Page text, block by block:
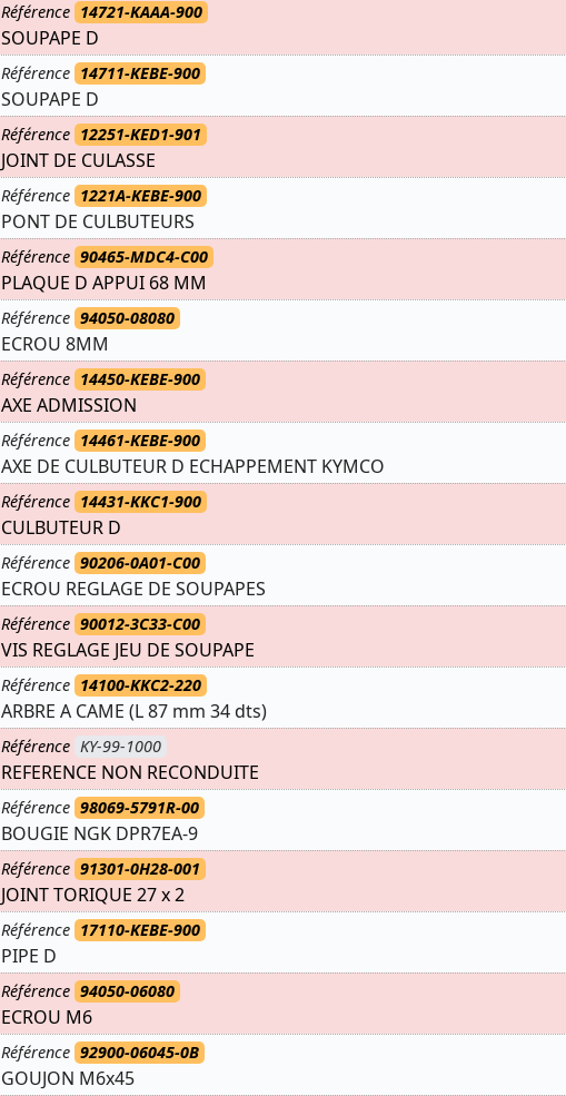
Référence 14721-KAAA-900
SOUPAPE D
Référence 14711-KEBE-900
SOUPAPE D
Référence 12251-KED1-901
JOINT DE CULASSE
Référence 1221A-KEBE-900
PONT DE CULBUTEURS
Référence 90465-MDC4-C00
PLAQUE D APPUI 68 MM
Référence 94050-08080
ECROU 8MM
Référence 14450-KEBE-900
AXE ADMISSION
Référence 14461-KEBE-900
AXE DE CULBUTEUR D ECHAPPEMENT KYMCO
Référence 14431-KKC1-900
CULBUTEUR D
Référence 90206-0A01-C00
ECROU REGLAGE DE SOUPAPES
Référence 90012-3C33-C00
VIS REGLAGE JEU DE SOUPAPE
Référence 14100-KKC2-220
ARBRE A CAME (L 87 mm 34 dts)
Référence KY-99-1000
REFERENCE NON RECONDUITE
Référence 98069-5791R-00
BOUGIE NGK DPR7EA-9
Référence 91301-0H28-001
JOINT TORIQUE 27 x 2
Référence 17110-KEBE-900
PIPE D
Référence 94050-06080
ECROU M6
Référence 92900-06045-0B
GOUJON M6x45